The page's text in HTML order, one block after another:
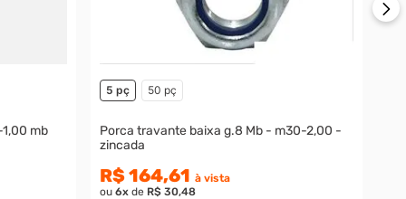
5 pç 50 pç
Porca travante baixa g.8 Mb - m30-2,00 -
zincada
R$ 164,61 à vista
ou 6xde R$ 30,48